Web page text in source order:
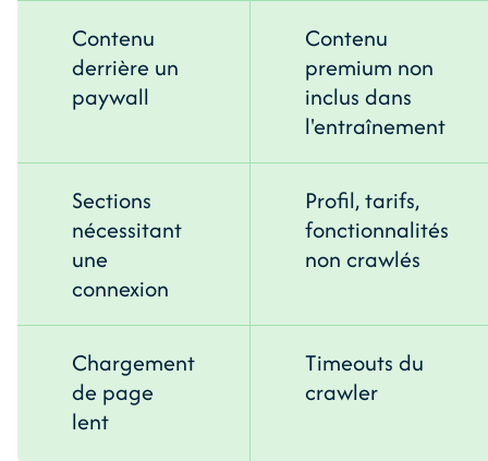
Contenu
derrière un
paywall
Contenu
premium non
inclus dans
l'entraînement
Sections
nécessitant
une
connexion
Profil, tarifs,
fonctionnalités
non crawlés
Chargement
de page
lent
Timeouts du
crawler